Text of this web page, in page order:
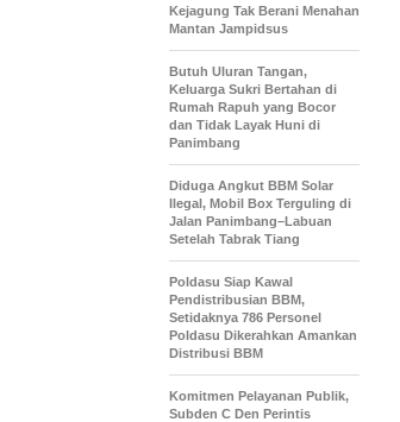
Kejagung Tak Berani Menahan
Mantan Jampidsus
Butuh Uluran Tangan,
Keluarga Sukri Bertahan di
Rumah Rapuh yang Bocor
dan Tidak Layak Huni di
Panimbang
Diduga Angkut BBM Solar
Ilegal, Mobil Box Terguling di
Jalan Panimbang–Labuan
Setelah Tabrak Tiang
Poldasu Siap Kawal
Pendistribusian BBM,
Setidaknya 786 Personel
Poldasu Dikerahkan Amankan
Distribusi BBM
Komitmen Pelayanan Publik,
Subden C Den Perintis